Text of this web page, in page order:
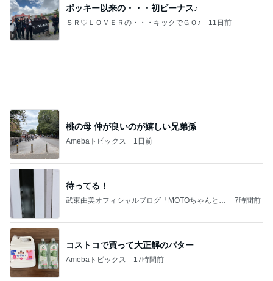
ポッキー以来の・・・初ビーナス♪
ＳＲ♡ＬＯＶＥＲの・・・キックでＧＯ♪ 11日前
待ってる！
武東由美オフィシャルブログ「MOTOちゃんとの
コストコで買って大正解のバター
Amebaトピックス 17時間前
相続税を、払えないで、売りに出されて不動産は、
外国のお金持ちに買われているそうです。やばいで
すよ
ht9299yzf祈りのブログ 5日前